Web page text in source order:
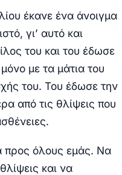
έκανε ένα άνοιγμα
γι’ αυτό και
του και του έδωσε
με τα μάτια του
του. Του έδωσε την
από τις θλίψεις που
προς όλους εμάς. Να
και να